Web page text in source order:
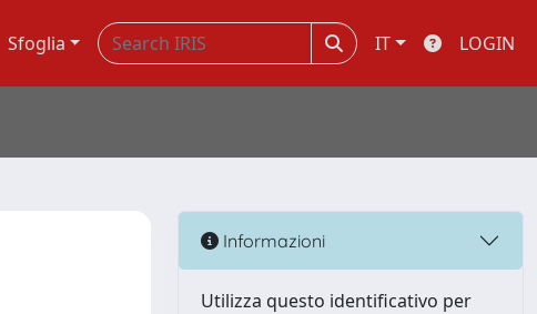
Sfoglia IT LOGIN
Informazioni
Utilizza questo identificativo per